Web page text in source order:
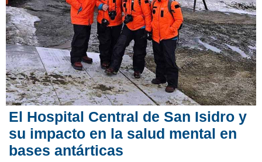
El Hospital Central de San Isidro y
su impacto en la salud mental en
bases antárticas